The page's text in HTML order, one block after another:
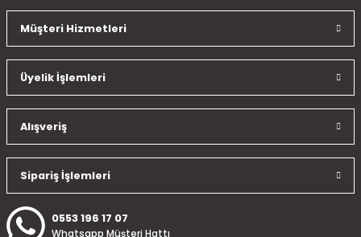
Ürün resmi kalitesiz, bozuk veya görüntülenemiyor.
Ürün açıklamasında eksik bilgiler bulunuyor.
Ürün fiyatı diğer sitelerden daha pahalı.
Bu ürüne benzer farklı alternatifler olmalı.
Müşteri Hizmetleri
Üyelik İşlemleri
Alışveriş
Sipariş İşlemleri
0553 196 17 07
Whatsapp Müşteri Hattı